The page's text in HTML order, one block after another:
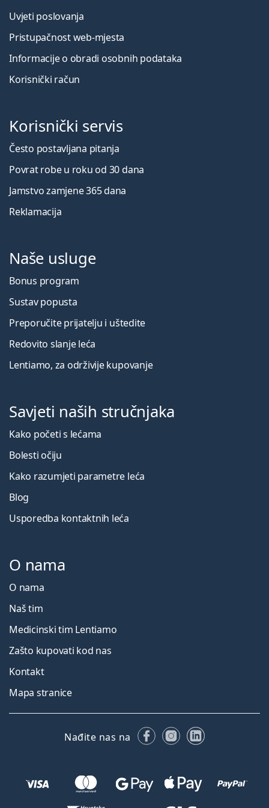
Uvjeti poslovanja
Pristupačnost web-mjesta
Informacije o obradi osobnih podataka
Korisnički račun
Korisnički servis
Često postavljana pitanja
Povrat robe u roku od 30 dana
Jamstvo zamjene 365 dana
Reklamacija
Naše usluge
Bonus program
Sustav popusta
Preporučite prijatelju i uštedite
Redovito slanje leća
Lentiamo, za održivije kupovanje
Savjeti naših stručnjaka
Kako početi s lećama
Bolesti očiju
Kako razumjeti parametre leća
Blog
Usporedba kontaktnih leća
O nama
O nama
Naš tim
Medicinski tim Lentiamo
Zašto kupovati kod nas
Kontakt
Mapa stranice
Nađite nas na FacebookuInstagramu
LinkedIn